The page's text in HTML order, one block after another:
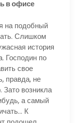
в офисе
на подобный
Слишком
история
Господин по
свое
правда, не
Зато возникла
а самый
К